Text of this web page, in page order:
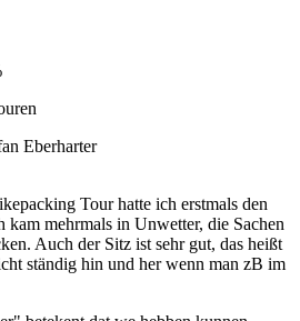
Eberharter
Tour hatte ich erstmals den
kam mehrmals in Unwetter, die Sachen
Auch der Sitz ist sehr gut, das heißt
ständig hin und her wenn man zB im